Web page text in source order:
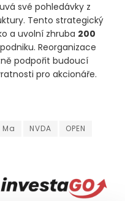
své pohledávky z
Tento strategický
a uvolní zhruba 200
Reorganizace
podpořit budoucí
pro akcionáře.
fondu EMJ Capital, si
Ma NVDA
OPEN